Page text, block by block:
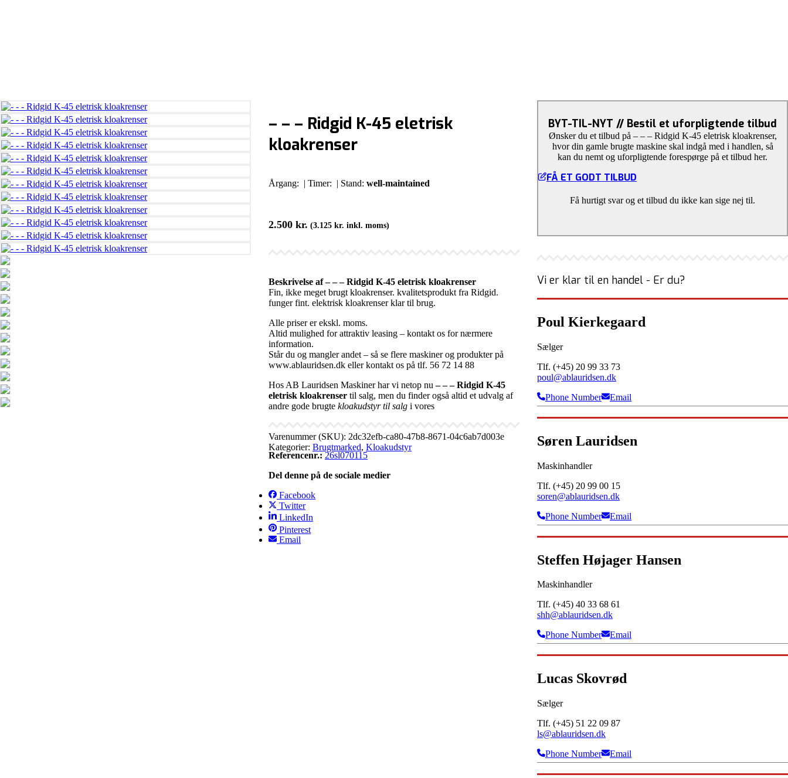
– – – Ridgid K-45 eletrisk
kloakrenser
Årgang: | Timer: | Stand: well-maintained
2.500 kr. (3.125 kr. inkl. moms)
Beskrivelse af – – – Ridgid K-45 eletrisk kloakrenser
Fin, ikke meget brugt kloakrenser. kvalitetsprodukt fra Ridgid.
funger fint. elektrisk kloakrenser klar til brug.
Alle priser er ekskl. moms.
Altid mulighed for attraktiv leasing – kontakt os for nærmere
information.
Står du og mangler andet – så se flere maskiner og produkter på
www.ablauridsen.dk eller kontakt os på tlf. 56 72 14 88
Hos AB Lauridsen Maskiner har vi netop nu– – – Ridgid K-45
eletrisk kloakrenser til salg, men du finder også altid et udvalg af
andre gode brugte kloakudstyr til salg i vores
Varenummer (SKU): 2dc32efb-ca80-47b8-8671-04c6ab7d003e
Kategorier: Brugtmarked, Kloakudstyr
Referencenr.: 26sl070115
Del denne på de sociale medier
Facebook
Twitter
LinkedIn
Pinterest
Email
BYT-TIL-NYT // Bestil et uforpligtende tilbud
Ønsker du et tilbud på – – – Ridgid K-45 eletrisk kloakrenser,
hvor din gamle brugte maskine skal indgå med i handlen, så
kan du nemt og uforpligtende forespørge på et tilbud her.
FÅ ET GODT TILBUD
Få hurtigt svar og et tilbud du ikke kan sige nej til.
Vi er klar til en handel - Er du?
Poul Kierkegaard
Sælger
Tlf. (+45) 20 99 33 73
poul@ablauridsen.dk
Phone Number
Email
Søren Lauridsen
Maskinhandler
Tlf. (+45) 20 99 00 15
soren@ablauridsen.dk
Phone Number
Email
Steffen Højager Hansen
Maskinhandler
Tlf. (+45) 40 33 68 61
shh@ablauridsen.dk
Phone Number
Email
Lucas Skovrød
Sælger
Tlf. (+45) 51 22 09 87
ls@ablauridsen.dk
Phone Number
Email